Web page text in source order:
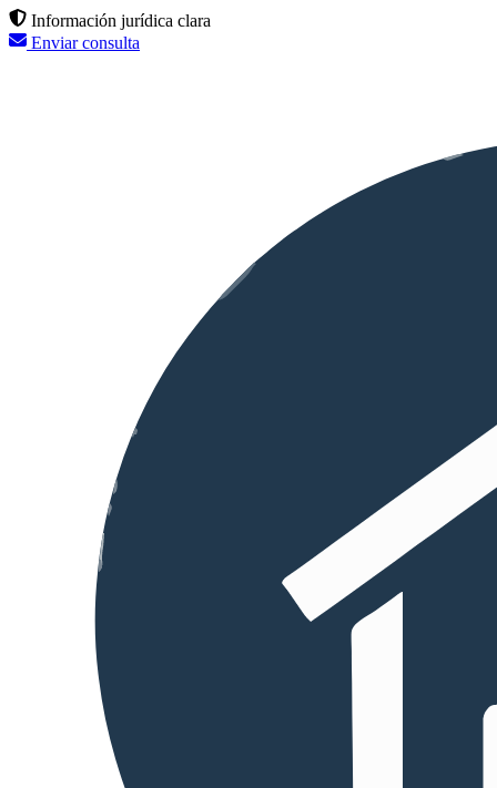
Información jurídica clara
Enviar consulta